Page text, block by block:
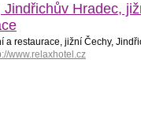
Hradec,
a restaurace, jižní Čechy,
www.relaxhotel.cz